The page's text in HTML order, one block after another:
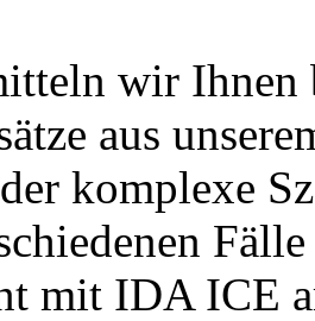
wir Ihnen
aus
komplexe
mit IDA ICE